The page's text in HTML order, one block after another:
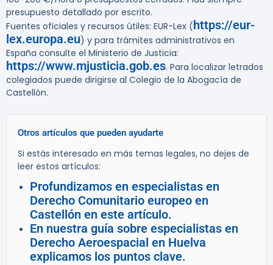
presupuesto detallado por escrito.
Fuentes oficiales y recursos útiles: EUR-Lex (https://eur-
lex.europa.eu) y para trámites administrativos en
España consulte el Ministerio de Justicia:
https://www.mjusticia.gob.es. Para localizar letrados
colegiados puede dirigirse al Colegio de la Abogacía de
Castellón.
Otros artículos que pueden ayudarte
Si estás interesado en más temas legales, no dejes de
leer estos artículos:
Profundizamos en especialistas en
Derecho Comunitario europeo en
Castellón en este artículo.
En nuestra guía sobre especialistas en
Derecho Aeroespacial en Huelva
explicamos los puntos clave.